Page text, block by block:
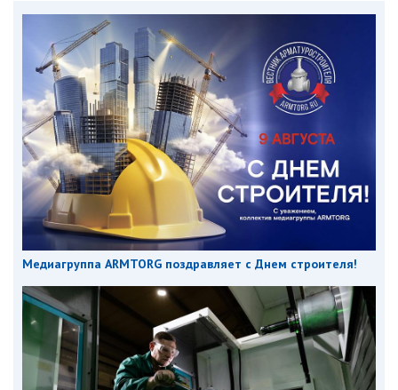
Медиагруппа ARMTORG поздравляет с Днем строителя!